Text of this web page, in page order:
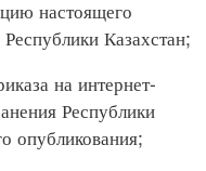
настоящего
Казахстан;
на интернет-
Республики
опубликования;